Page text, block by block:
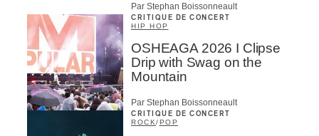
Par Stephan Boissonneault
CRITIQUE DE CONCERT
HIP HOP
OSHEAGA 2026 I Clipse
Drip with Swag on the
Mountain
Par Stephan Boissonneault
CRITIQUE DE CONCERT
ROCK/POP